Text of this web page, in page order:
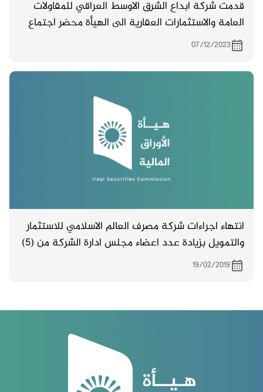
قدمت شركة ابداع الشرق الاوسط العراقي للمقاولات
العامة والاستثمارات العقارية الى الهيأة محضر اجتماع
2023 .
07/12/2023
انتهاء اجراءات شركة مصرف العالم الاسلامي للاستثمار
والتمويل بزيادة عدد اعضاء مجلس ادارة الشركة من (5)
خمسة اعضاء الى (7) اعضاء
19/02/2019